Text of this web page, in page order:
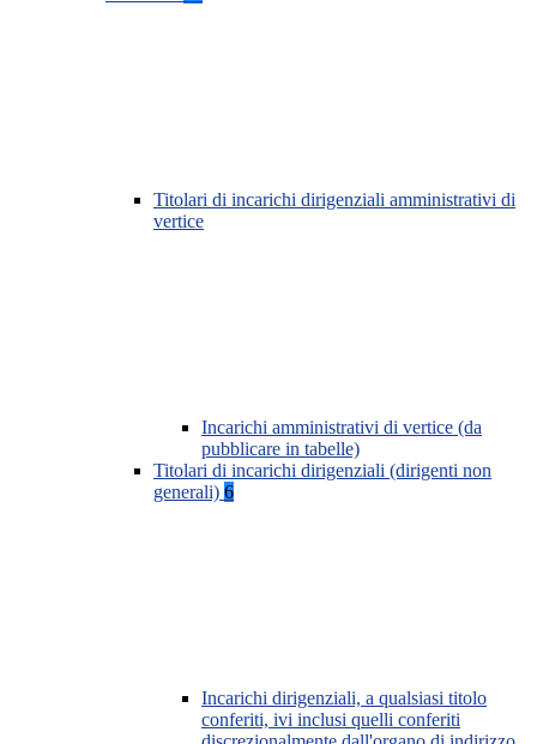
Titolari di incarichi dirigenziali amministrativi di
vertice
Incarichi amministrativi di vertice (da
pubblicare in tabelle)
Titolari di incarichi dirigenziali (dirigenti non
generali) 6
Incarichi dirigenziali, a qualsiasi titolo
conferiti, ivi inclusi quelli conferiti